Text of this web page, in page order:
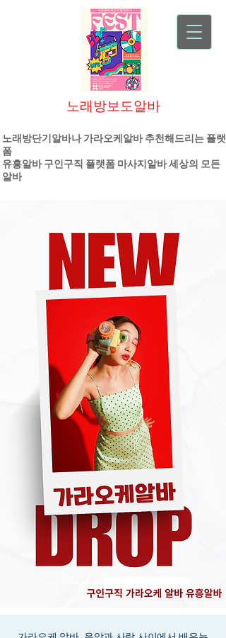
노래방보도알바
노래방단기알바나 가라오케알바 추천해드리는 플랫
폼
유흥알바구인구직 플랫폼 마사지알바세상의 모든
알바